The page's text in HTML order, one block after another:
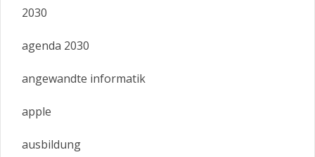
2030
agenda 2030
angewandte informatik
apple
ausbildung